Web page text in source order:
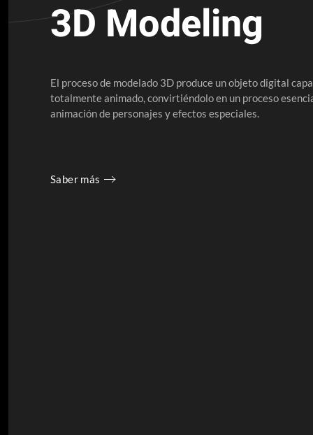
3D Modeling
El proceso de modelado 3D produce un objeto digital
totalmente animado, convirtiéndolo en un proceso
animación de personajes y efectos especiales.
Saber más